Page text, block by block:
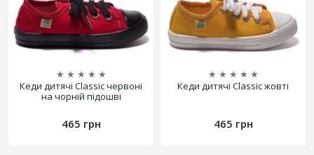
★ ★ ★ ★ ★
Кеди дитячі Classic червоні
на чорній підошві
465 грн
★ ★ ★ ★ ★
Кеди дитячі Classic жовті
465 грн